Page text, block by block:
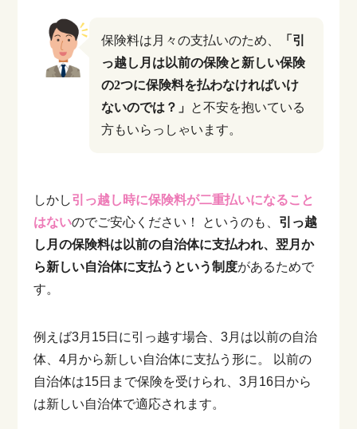
保険料は月々の支払いのため、
「引
っ越し月は以前の保険と新しい保険
の2つに保険料を払わなければいけ
ないのでは？」 と不安を抱いている
方もいらっしゃいます。
しかし引っ越し時に保険料が二重払いになること
はないのでご安心ください！ というのも、 引っ越
し月の保険料は以前の自治体に支払われ、翌月か
ら新しい自治体に支払うという制度があるためで
す。
例えば3月15日に引っ越す場合、3月は以前の自治
体、4月から新しい自治体に支払う形に。
以前の
自治体は15日まで保険を受けられ、3月16日から
は新しい自治体で適応されます。